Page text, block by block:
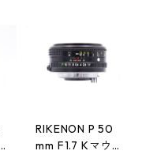
RIKENON P 50
mm F1.7 Kマウ